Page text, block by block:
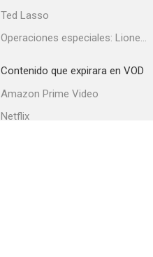
Ted Lasso
Operaciones especiales: Lioness
Contenido que expirara en VOD
Amazon Prime Video
Netflix